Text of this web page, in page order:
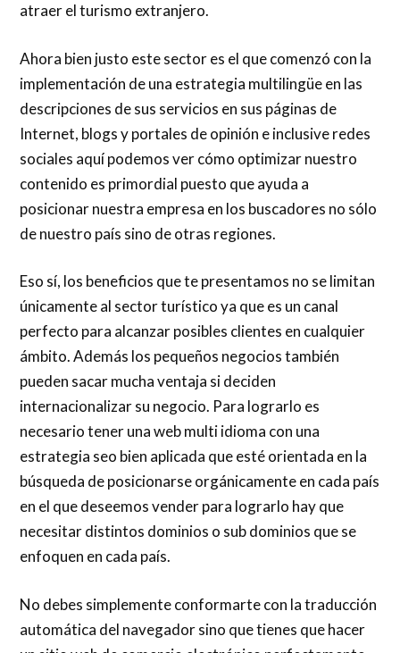
atraer el turismo extranjero.
Ahora bien justo este sector es el que comenzó con la
implementación de una estrategia multilingüe en las
descripciones de sus servicios en sus páginas de
Internet, blogs y portales de opinión e inclusive redes
sociales aquí podemos ver cómo optimizar nuestro
contenido es primordial puesto que ayuda a
posicionar nuestra empresa en los buscadores no sólo
de nuestro país sino de otras regiones.
Eso sí, los beneficios que te presentamos no se limitan
únicamente al sector turístico ya que es un canal
perfecto para alcanzar posibles clientes en cualquier
ámbito. Además los pequeños negocios también
pueden sacar mucha ventaja si deciden
internacionalizar su negocio. Para lograrlo es
necesario tener una web multi idioma con una
estrategia seo bien aplicada que esté orientada en la
búsqueda de posicionarse orgánicamente en cada país
en el que deseemos vender para lograrlo hay que
necesitar distintos dominios o sub dominios que se
enfoquen en cada país.
No debes simplemente conformarte con la traducción
automática del navegador sino que tienes que hacer